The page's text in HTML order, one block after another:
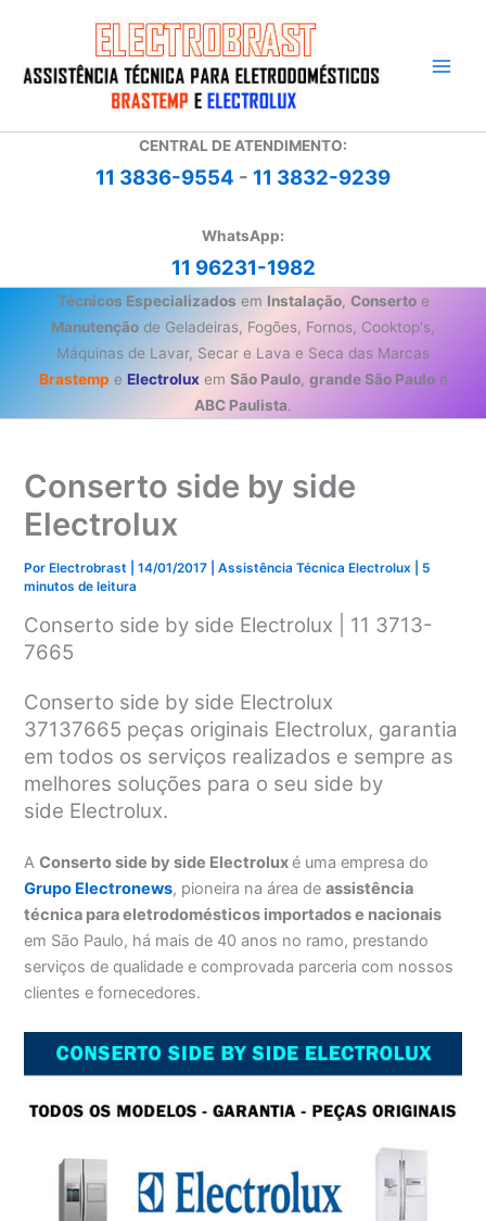
conteúdo
CENTRAL DE ATENDIMENTO:
11 3836-9554 - 11 3832-9239
WhatsApp:
11 96231-1982
Técnicos Especializados em Instalação, Consertoe
Manutenção de Geladeiras, Fogões, Fornos, Cooktop's,
Máquinas de Lavar, Secar e Lava e Seca das Marcas
Brastemp e Electroluxem São Paulo, grande São Pauloe
ABC Paulista.
Conserto side by side
Electrolux
Por Electrobrast |14/01/2017 |Assistência Técnica Electrolux
5
minutos de leitura
Conserto side by side Electrolux | 11 3713-
7665
Conserto side by side Electrolux
37137665 peças originais Electrolux, garantia
em todos os serviços realizados e sempre as
melhores soluções para o seu side by
side Electrolux.
AConserto side by side Electroluxé uma empresa do
Grupo Electronews, pioneira na área deassistência
técnica para eletrodomésticos importados e nacionais
em São Paulo, há mais de 40 anos no ramo, prestando
serviços de qualidade e comprovada parceria com nossos
clientes e fornecedores.